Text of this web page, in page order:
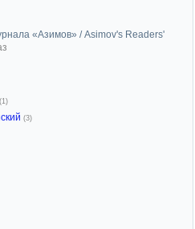
«Азимов» / Asimov's Readers'
(1)
(3)